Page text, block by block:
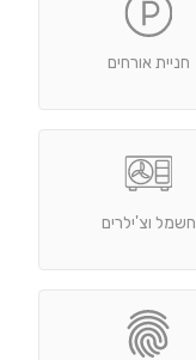
חניית אורחים
חשמל וצ'ילרים